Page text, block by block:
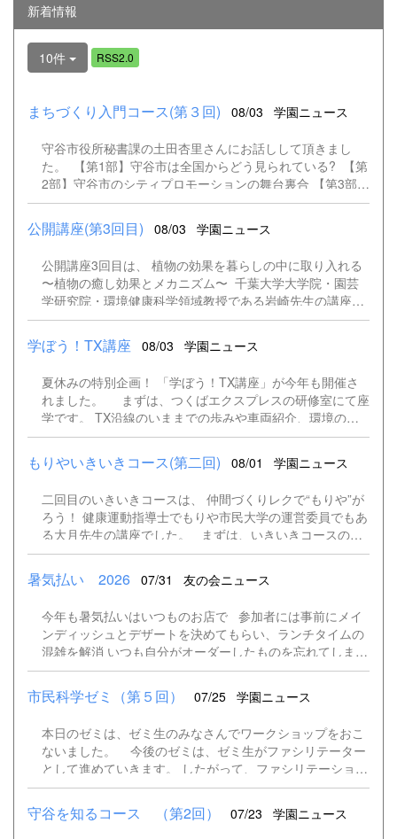
新着情報
10件 RSS2.0
まちづくり入門コース(第３回) 08/03 学園ニュース
守谷市役所秘書課の土田杏里さんにお話しして頂きまし
た。 【第1部】守谷市は全国からどう見られている? 【第
2部】守谷市のシティプロモーションの舞台裏合 【第3部】
グループワーク: 守谷の「本当の良さ」を再確認 【第4部】
まとめ: 市民一人ひとりが「守谷の顔」 守谷市のスローガ
ン 「住まうまち・守谷」 まちへの想いや意欲を持つ人が
市民の守谷市に対する推奨意欲を高めることで、まちへの
参加意欲、まちへの感謝が生まれ、 プロモーションだけに
とどまらない持続可能なまちを育てる効果も生み出してい
きたい。 ・もりやPR社 ・ぼく、こじゅまる絵本 ・こじゅ
まる絵本動画作成 こじゅまる絵本動画のDVDを流して鑑賞
で心が動いた瞬間」などのテーマで学生同士でコミュニケ
ーション ホワイトボードに気軽にメモ 守谷市から、こじ
ゅまるキャラクターのボールペンとティッシュを皆さんに
公開講座(第3回目) 08/03 学園ニュース
公開講座3回目は、 植物の効果を暮らしの中に取り入れる
〜植物の癒し効果とメカニズム〜 千葉大学大学院・園芸
学研究院・環境健康科学領域教授である岩崎先生の講座で
した。 環境健康学とは、学際分野(異なる専門を複合し
た学問分野)で、緑と健康を研究しているそうです。 植物
の療法的効果に関する研究、医療福祉施設の緑化に関する
います。 ストレスは人との関わりで生まれ、ストレス解
消も人との関わり、その社会的健康に緑が関わっているの
だそう。 人は植物を共生することで健康に暮らせる、人
間は自然を好む性質があり、自然の近くにいることで心身
ともにリラックスできる「バイオフィリア理論」。 それに
係者。 都会の中に植物を配置して森を作ったり、芝生広場
を作ったり、確かにビルの合間や屋上に多くの植物を見る
ことができる場所が増えています。 何故、植物と関わる
いただき、育てるだけでなく収穫する大切さも知りま...
学ぼう！TX講座 08/03 学園ニュース
夏休みの特別企画！ 「学ぼう！TX講座」が今年も開催さ
れました。 まずは、つくばエクスプレスの研修室にて座
学です。 TX沿線のいままでの歩みや車両紹介、環境の配
慮などを学び、クイズも出題されました。 座学終了後
はお楽しみの車両基地へ。 TX講座の参加者だけが乗る特
別列車です。 いつもとは違う線路を進んでいく様子に参加
は、列車の洗浄体験や非情通知器を押してみたり、運転席
に座って車内アナウンスなどを体験しました。 TXにつ
いてたくさん学べ、貴重な体験ができた子供達のうれしそ
うな笑顔で運営委員一同も思わず笑顔。つくばエクスプレ
スの職員さんに感謝です。 ありがとうございました！
もりやいきいきコース(第二回) 08/01 学園ニュース
二回目のいきいきコースは、 仲間づくりレクで“もりや”が
ろう！ 健康運動指導士でもりや市民大学の運営委員でもあ
る大月先生の講座でした。 まずは、いきいきコースのテ
ーマに沿って、健康・暮らし・食・地域を通してのいきい
き暮らすというお話。 話はほどほどに、今回はたくさん
体を使う講座です。からだとあたまを使って、仲間と一緒
筑波大学の大藏先生が考案した、マットスをみんなで体
験しました。 体だけでなく頭も使い、同じチームの仲間と
コミュケーションを取りながら、和気あいあいと、また真
剣にマットスに挑戦していました。 重さが違うボー
ル。みなさん、上手に投げています！ 優勝チームには大
楽しみ、大いに“もりや”がった講座になりました！
暑気払い 2026 07/31 友の会ニュース
今年も暑気払いはいつものお店で 参加者には事前にメイ
ンディッシュとデザートを決めてもらい、ランチタイムの
混雑を解消 いつも自分がオーダーしたものを忘れてしまう
ので（笑）受付にて注文した品のメモをお渡し。 野菜い
っぱいのオルトラーナ 今回もクジ引きで決まっ
た席に座り、いろいろな話題に花が咲きました
市民科学ゼミ（第５回） 07/25 学園ニュース
本日のゼミは、ゼミ生のみなさんでワークショップをおこ
ないました。 今後のゼミは、ゼミ生がファシリテーター
として進めていきます。 したがって、ファシリテーション
のコツについて学びました。 ・ゆっくりはっきり話す。相
手に自分の声を届ける。 ・全体に目配りをしながら、穏や
かな表情で。 ・アイスブレーキングも必要に応じておこな
守谷を知るコース （第2回） 07/23 学園ニュース